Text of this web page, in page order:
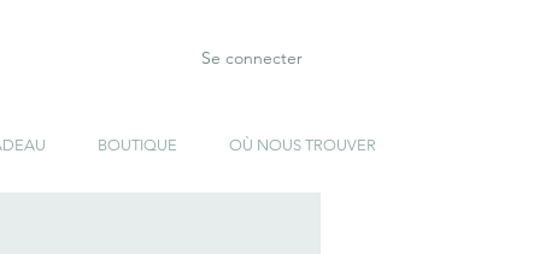
Se connecter
BOUTIQUE OÙ NOUS TROUVER